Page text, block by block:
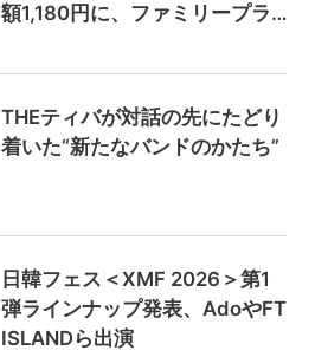
額1,180円に、ファミリープラ
THEティバが対話の先にたどり
着いた“新たなバンドのかたち”
日韓フェス＜XMF 2026＞第1
弾ラインナップ発表、AdoやFT
ISLANDら出演